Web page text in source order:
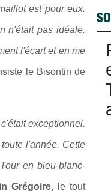
est pour eux.
n'était pas idéale.
l'écart et en me
le Bisontin de
exceptionnel.
l'année. Cette
en bleu-blanc-
Grégoire, le tout